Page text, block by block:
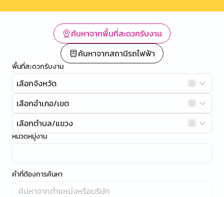
ค้นหาจากพื้นที่สะดวกรับงาน
ค้นหาจากสถานีรถไฟฟ้า
พื้นที่สะดวกรับงาน
เลือกจังหวัด
เลือกอำเภอ/เขต
เลือกตำบล/แขวง
หมวดหมู่งาน
คำที่ต้องการค้นหา